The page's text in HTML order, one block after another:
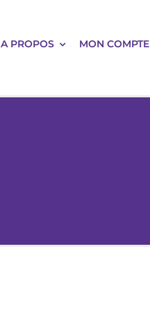
A PROPOS MON COMPTE